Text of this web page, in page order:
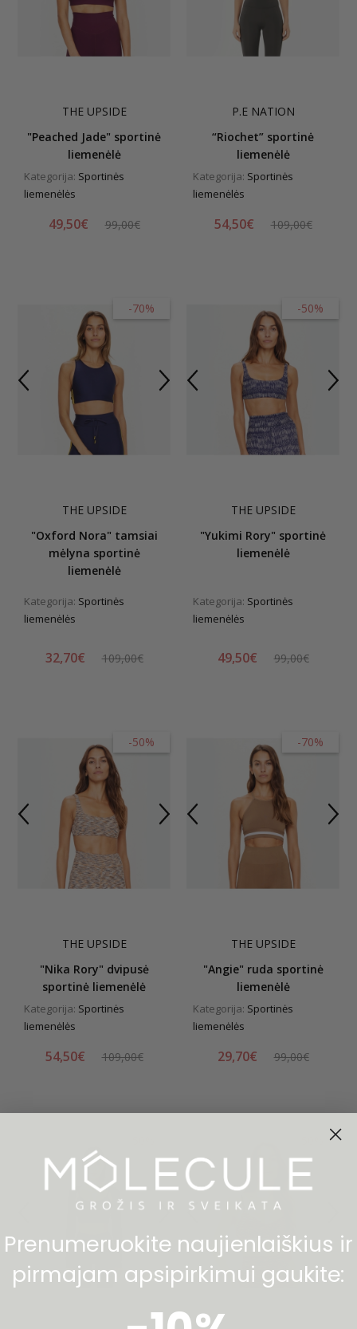
THE UPSIDE
"Peached Jade" sportinė
liemenėlė
Kategorija: Sportinės
liemenėlės
49,50€ 99,00€
P.E NATION
“Riochet” sportinė
liemenėlė
Kategorija: Sportinės
liemenėlės
54,50€ 109,00€
-70%
THE UPSIDE
"Oxford Nora" tamsiai
mėlyna sportinė
liemenėlė
Kategorija: Sportinės
liemenėlės
32,70€ 109,00€
-50%
THE UPSIDE
"Yukimi Rory" sportinė
liemenėlė
Kategorija: Sportinės
liemenėlės
49,50€ 99,00€
-50%
THE UPSIDE
"Nika Rory" dvipusė
sportinė liemenėlė
Kategorija: Sportinės
liemenėlės
54,50€ 109,00€
-70%
THE UPSIDE
"Angie" ruda sportinė
liemenėlė
Kategorija: Sportinės
liemenėlės
29,70€ 99,00€
Prenumeruokite naujienlaiškius ir
pirmajam apsipirkimui gaukite: